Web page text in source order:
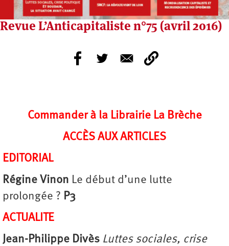
Revue L’Anticapitaliste n°75 (avril 2016)
Commander à la Librairie La Brèche
ACCÈS AUX ARTICLES
EDITORIAL
Régine Vinon Le début d’une lutte
prolongée ? P3
ACTUALITE
Jean-Philippe Divès Luttes sociales, crise